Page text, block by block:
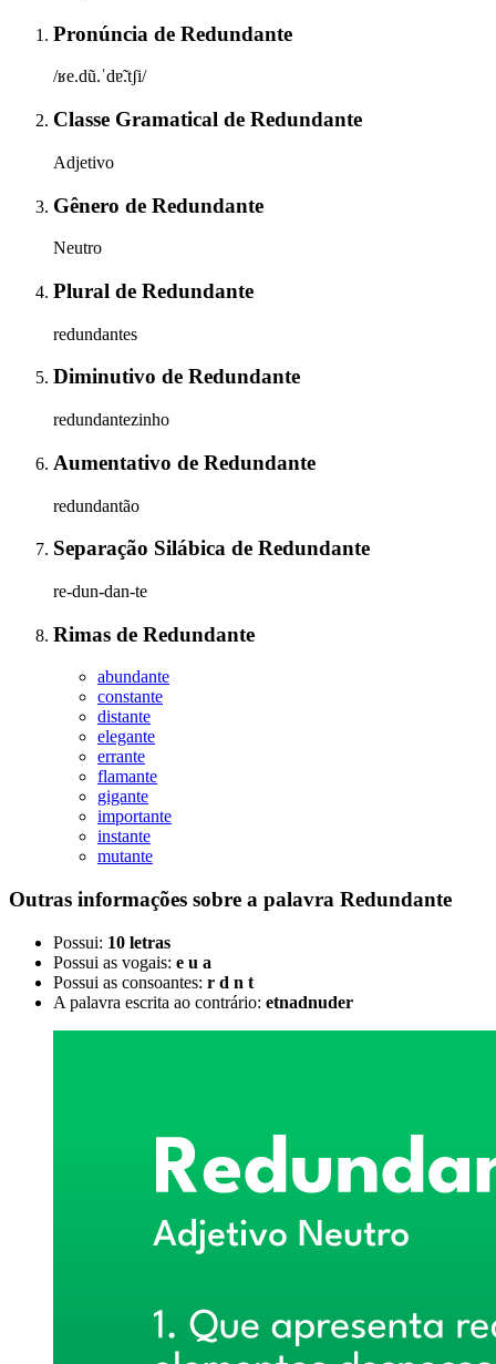
Pronúncia de Redundante
/ʁe.dũ.ˈdɐ̃.tʃi/
Classe Gramatical de Redundante
Adjetivo
Gênero de Redundante
Neutro
Plural de Redundante
redundantes
Diminutivo de Redundante
redundantezinho
Aumentativo de Redundante
redundantão
Separação Silábica de Redundante
re-dun-dan-te
Rimas de Redundante
abundante
constante
distante
elegante
errante
flamante
gigante
importante
instante
mutante
Outras informações sobre a palavra Redundante
Possui: 10 letras
Possui as vogais: e u a
Possui as consoantes: r d n t
A palavra escrita ao contrário: etnadnuder